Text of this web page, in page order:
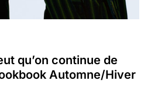
qu’on continue de
Automne/Hiver